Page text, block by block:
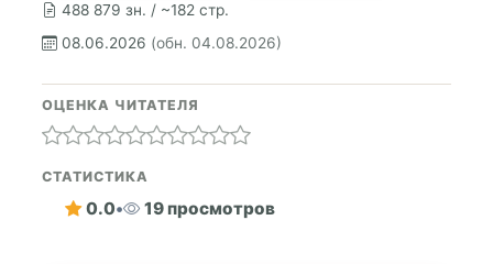
488 879 зн. / ~182 стр.
08.06.2026 (обн. 04.08.2026)
ОЦЕНКА ЧИТАТЕЛЯ
СТАТИСТИКА
0.0• 19 просмотров